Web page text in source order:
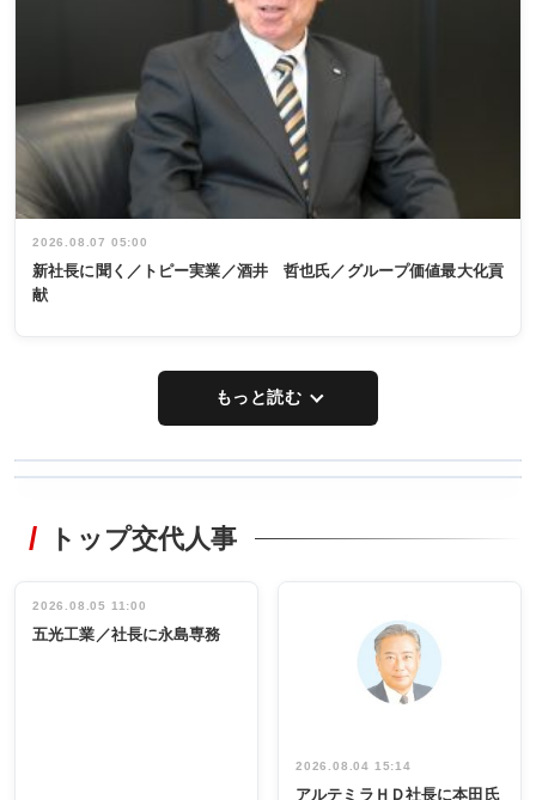
2026.08.07 05:00
新社長に聞く／トピー実業／酒井 哲也氏／グループ価値最大化貢
献
もっと読む
非鉄業界で
インタビュ
ー／社内ア
タックトレー
祝う 業界関
係者ら220人
出席
トップ交代人事
2026.08.05 11:00
五光工業／社長に永島専務
2026.08.04 15:14
アルテミラＨＤ社長に本田氏